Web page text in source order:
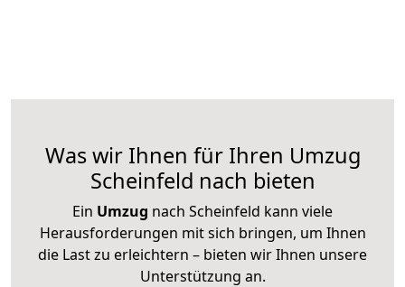
Was wir Ihnen für Ihren Umzug
Scheinfeld nach bieten
Ein Umzug nach Scheinfeld kann viele
Herausforderungen mit sich bringen, um Ihnen
die Last zu erleichtern – bieten wir Ihnen unsere
Unterstützung an.